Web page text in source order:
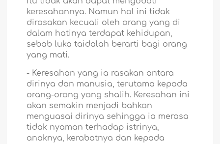
keresahannya. Namun hal ini tidak
dirasakan kecuali oleh orang yang di
dalam hatinya terdapat kehidupan,
sebab luka taidalah berarti bagi orang
yang mati.
- Keresahan yang ia rasakan antara
dirinya dan manusia, terutama kepada
orang-orang yang shalih. Keresahan ini
akan semakin menjadi bahkan
menguasai dirinya sehingga ia merasa
tidak nyaman terhadap istrinya,
anaknya, kerabatnya dan kepada